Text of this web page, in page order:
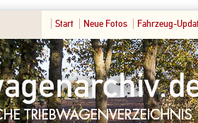
Start Neue Fotos Fahrzeug-